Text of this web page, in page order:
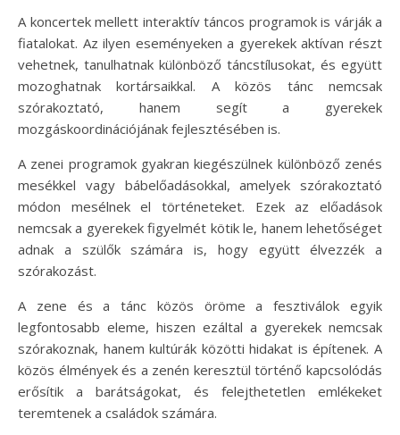
A koncertek mellett interaktív táncos programok is várják a
fiatalokat. Az ilyen eseményeken a gyerekek aktívan részt
vehetnek, tanulhatnak különböző táncstílusokat, és együtt
mozoghatnak kortársaikkal. A közös tánc nemcsak
szórakoztató, hanem segít a gyerekek
mozgáskoordinációjának fejlesztésében is.
A zenei programok gyakran kiegészülnek különböző zenés
mesékkel vagy bábelőadásokkal, amelyek szórakoztató
módon mesélnek el történeteket. Ezek az előadások
nemcsak a gyerekek figyelmét kötik le, hanem lehetőséget
adnak a szülők számára is, hogy együtt élvezzék a
szórakozást.
A zene és a tánc közös öröme a fesztiválok egyik
legfontosabb eleme, hiszen ezáltal a gyerekek nemcsak
szórakoznak, hanem kultúrák közötti hidakat is építenek. A
közös élmények és a zenén keresztül történő kapcsolódás
erősítik a barátságokat, és felejthetetlen emlékeket
teremtenek a családok számára.